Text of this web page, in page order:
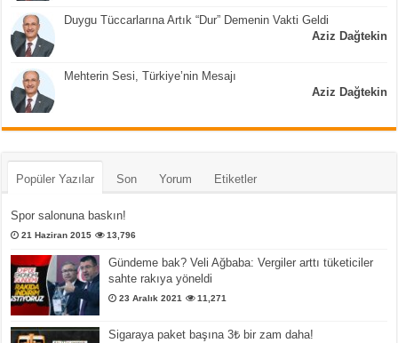
Duygu Tüccarlarına Artık “Dur” Demenin Vakti Geldi
Aziz Dağtekin
Mehterin Sesi, Türkiye’nin Mesajı
Aziz Dağtekin
Popüler Yazılar Son Yorum Etiketler
Spor salonuna baskın!
21 Haziran 2015 13,796
Gündeme bak? Veli Ağbaba: Vergiler arttı tüketiciler
sahte rakıya yöneldi
23 Aralık 2021 11,271
Sigaraya paket başına 3₺ bir zam daha!